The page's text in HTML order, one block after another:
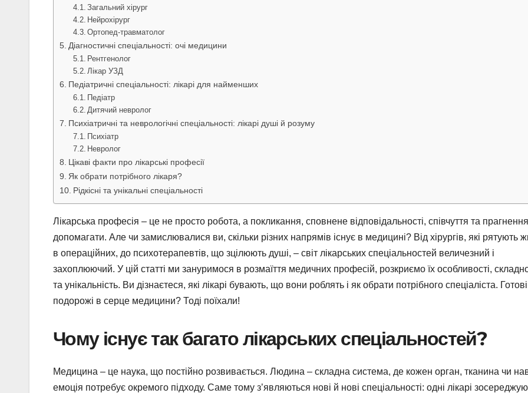
Загальний хірург
Нейрохірург
Ортопед-травматолог
Діагностичні спеціальності: очі медицини
Рентгенолог
Лікар УЗД
Педіатричні спеціальності: лікарі для найменших
Педіатр
Дитячий невролог
Психіатричні та неврологічні спеціальності: лікарі душі й розуму
Психіатр
Невролог
Цікаві факти про лікарські професії
Як обрати потрібного лікаря?
Рідкісні та унікальні спеціальності
Лікарська професія – це не просто робота, а покликання, сповнене відповідальності, співчуття та прагнення
допомагати. Але чи замислювалися ви, скільки різних напрямів існує в медицині? Від хірургів, які рятують
в операційних, до психотерапевтів, що зцілюють душі, – світ лікарських спеціальностей величезний і
захоплюючий. У цій статті ми зануримося в розмаїття медичних професій, розкриємо їх особливості,
та унікальність. Ви дізнаєтеся, які лікарі бувають, що вони роблять і як обрати потрібного спеціаліста.
подорожі в серце медицини? Тоді поїхали!
Чому існує так багато лікарських спеціальностей?
Медицина – це наука, що постійно розвивається. Людина – складна система, де кожен орган, тканина чи
емоція потребує окремого підходу. Саме тому з’являються нові й нові спеціальності: одні лікарі